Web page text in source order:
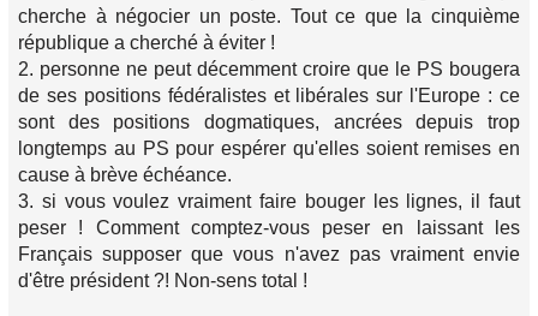
cherche à négocier un poste. Tout ce que la cinquième
république a cherché à éviter !
2. personne ne peut décemment croire que le PS bougera
de ses positions fédéralistes et libérales sur l'Europe : ce
sont des positions dogmatiques, ancrées depuis trop
longtemps au PS pour espérer qu'elles soient remises en
cause à brève échéance.
3. si vous voulez vraiment faire bouger les lignes, il faut
peser ! Comment comptez-vous peser en laissant les
Français supposer que vous n'avez pas vraiment envie
d'être président ?! Non-sens total !